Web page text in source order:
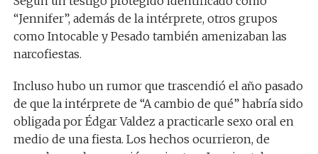
“Jennifer”, además de la intérprete, otros grupos
como Intocable y Pesado también amenizaban las
narcofiestas.
Incluso hubo un rumor que trascendió el año pasado
de que la intérprete de “A cambio de qué” habría sido
obligada por Édgar Valdez a practicarle sexo oral en
medio de una fiesta. Los hechos ocurrieron, de